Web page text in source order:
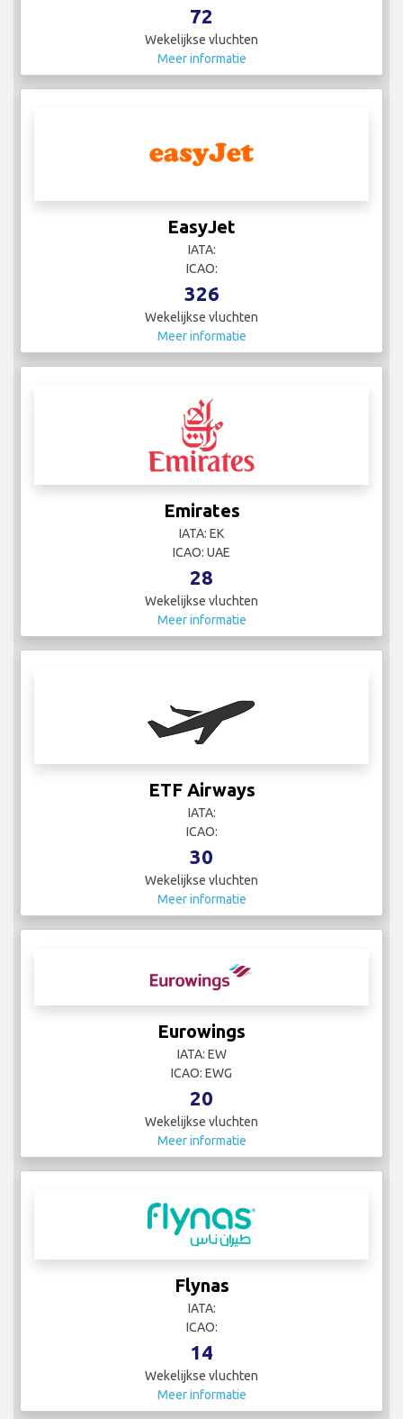
72
Wekelijkse vluchten
Meer informatie
EasyJet
IATA:
ICAO:
326
Wekelijkse vluchten
Meer informatie
Emirates
IATA: EK
ICAO: UAE
28
Wekelijkse vluchten
Meer informatie
ETF Airways
IATA:
ICAO:
30
Wekelijkse vluchten
Meer informatie
Eurowings
IATA: EW
ICAO: EWG
20
Wekelijkse vluchten
Meer informatie
Flynas
IATA:
ICAO:
14
Wekelijkse vluchten
Meer informatie